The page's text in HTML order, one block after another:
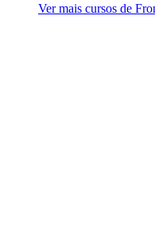
Ver mais cursos de